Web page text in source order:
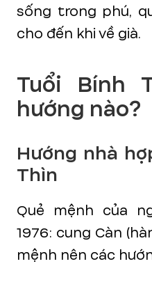
sống trong phú,
cho đến khi về già.
Tuổi Bính
hướng nào?
Hướng nhà
Thìn
Quẻ mệnh của
1976: cung Càn
mệnh nên các